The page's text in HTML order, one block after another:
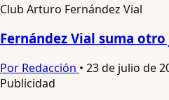
Club Arturo Fernández Vial
Fernández Vial suma
Por Redacción • 23 de julio de
Publicidad